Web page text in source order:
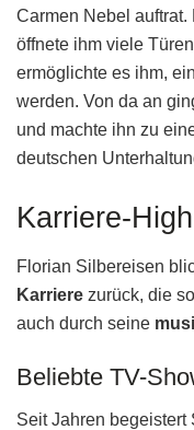
Carmen Nebel
öffnete ihm viele
ermöglichte es ihm,
werden. Von da an
und machte ihn zu
deutschen
Karriere-
Florian Silbereisen
Karriere zurück, die
auch durch seine
Beliebte TV-
Seit Jahren